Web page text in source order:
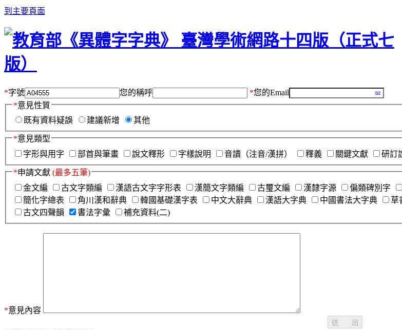
到主要頁面
*字號 您的稱呼 *您的Email
*意見性質
既有資料疑誤
建議新增 其他
*意見類型
字形與用字
部首與筆畫 說文釋形 字樣說明 音讀（注音/漢拼） 釋義 關鍵文獻 研訂
*申請文獻 (最多五筆)
金文編
古文字類編 漢語古文字字形表 漢簡文字類編 古璽文編 漢隸字源 偏類碑別字
簡化字總表
角川漢和辭典 韓國基礎漢字表 中文大辭典 漢語大字典 中國書法大字典 草
古文四聲韻
書法字彙 補充資料(二)
*意見內容
送 出